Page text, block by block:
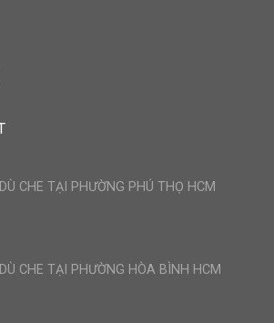
CHE TẠI PHƯỜNG PHÚ THỌ HCM
CHE TẠI PHƯỜNG HÒA BÌNH HCM